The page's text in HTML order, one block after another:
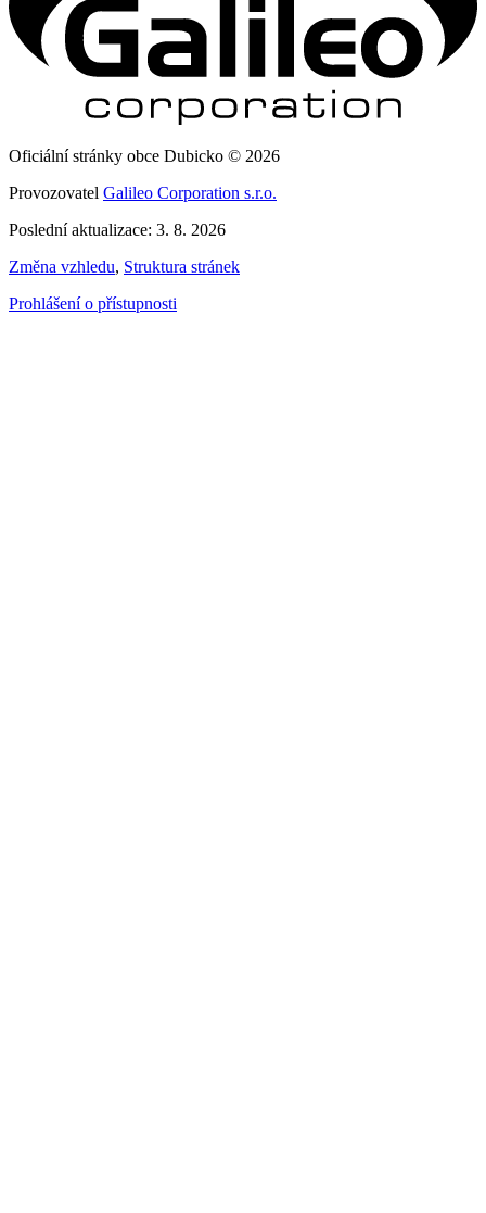
Oficiální stránky obce Dubicko © 2026
Provozovatel Galileo Corporation s.r.o.
Poslední aktualizace: 3. 8. 2026
Změna vzhledu, Struktura stránek
Prohlášení o přístupnosti